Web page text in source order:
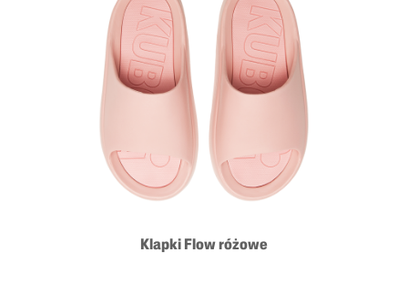
Klapki Flow różowe